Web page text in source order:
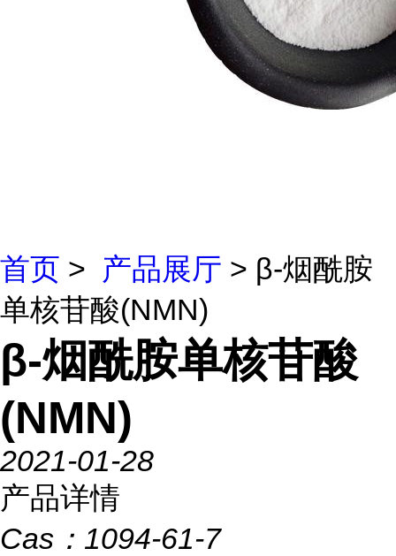
首页 > 产品展厅 > β-烟酰胺
单核苷酸(NMN)
β-烟酰胺单核苷酸
(NMN)
2021-01-28
产品详情
Cas： 1094-61-7